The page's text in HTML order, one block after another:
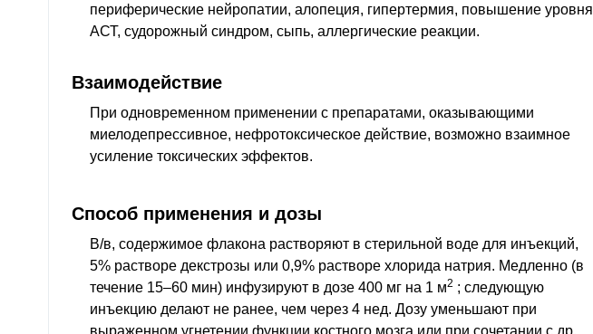
периферические нейропатии, алопеция, гипертермия, повышение уровня
АСТ, судорожный синдром, сыпь, аллергические реакции.
Взаимодействие
При одновременном применении с препаратами, оказывающими
миелодепрессивное, нефротоксическое действие, возможно взаимное
усиление токсических эффектов.
Способ применения и дозы
В/в, содержимое флакона растворяют в стерильной воде для инъекций,
5% растворе декстрозы или 0,9% растворе хлорида натрия. Медленно (в
течение 15–60 мин) инфузируют в дозе 400 мг на 1 м2 ; следующую
инъекцию делают не ранее, чем через 4 нед. Дозу уменьшают при
выраженном угнетении функции костного мозга или при сочетании с др.